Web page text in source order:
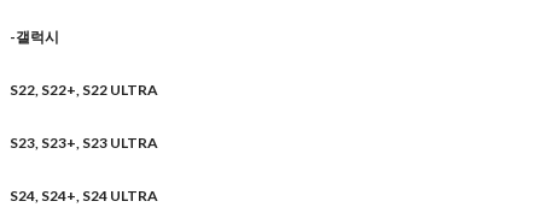
-갤럭시
S22, S22+, S22 ULTRA
S23, S23+, S23 ULTRA
S24, S24+, S24 ULTRA